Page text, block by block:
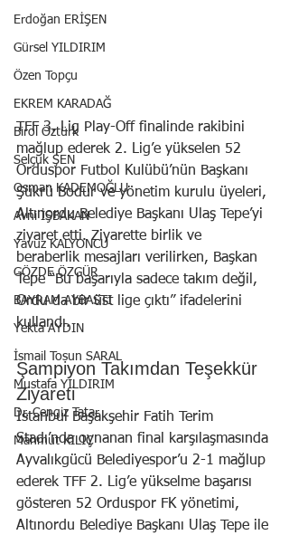
Erdoğan ERİŞEN
Gürsel YILDIRIM
Özen Topçu
EKREM KARADAĞ
Birol Öztürk
Selçuk ŞEN
Osman KADEMOĞLU
Avni İŞBAKAN
Yavuz KALYONCU
GÖZDE ÖZGÜR
BAYRAM AYBASTI
Yekta AYDIN
İsmail Tosun SARAL
Mustafa YILDIRIM
Dr. Cengiz Tatar
Mahmut KILIÇ
TFF 3. Lig Play-Off finalinde rakibini
mağlup ederek 2. Lig’e yükselen 52
Orduspor Futbol Kulübü’nün Başkanı
Şükrü Bodur ve yönetim kurulu üyeleri,
Altınordu Belediye Başkanı Ulaş Tepe’yi
ziyaret etti. Ziyarette birlik ve
beraberlik mesajları verilirken, Başkan
Tepe “Bu başarıyla sadece takım değil,
Ordu da bir üst lige çıktı” ifadelerini
kullandı.
Şampiyon Takımdan Teşekkür
Ziyareti
İstanbul Başakşehir Fatih Terim
Stadı’nda oynanan final karşılaşmasında
Ayvalıkgücü Belediyespor’u 2-1 mağlup
ederek TFF 2. Lig’e yükselme başarısı
gösteren 52 Orduspor FK yönetimi,
Altınordu Belediye Başkanı Ulaş Tepe ile